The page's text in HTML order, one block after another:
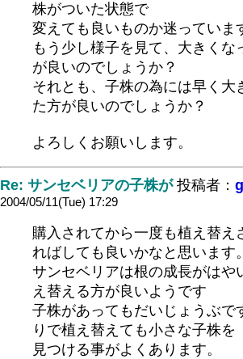
株がついた状態で
変えても良いものか迷っていま
もう少し様子を見て、大きくな
が良いのでしょうか？
それとも、子株の為には早く大
た方が良いのでしょうか？
よろしくお願いします。
Re: サンセベリアの子株が投稿者：
2004/05/11(Tue) 17:29
購入されてから一度も植え替え
ればしても良いかなと思います。
サンセベリアは根の成長がはや
え替える方が良いようです
子株があってもだいじょうぶで
りで植え替えても小さな子株を
見つける事がよくあります。